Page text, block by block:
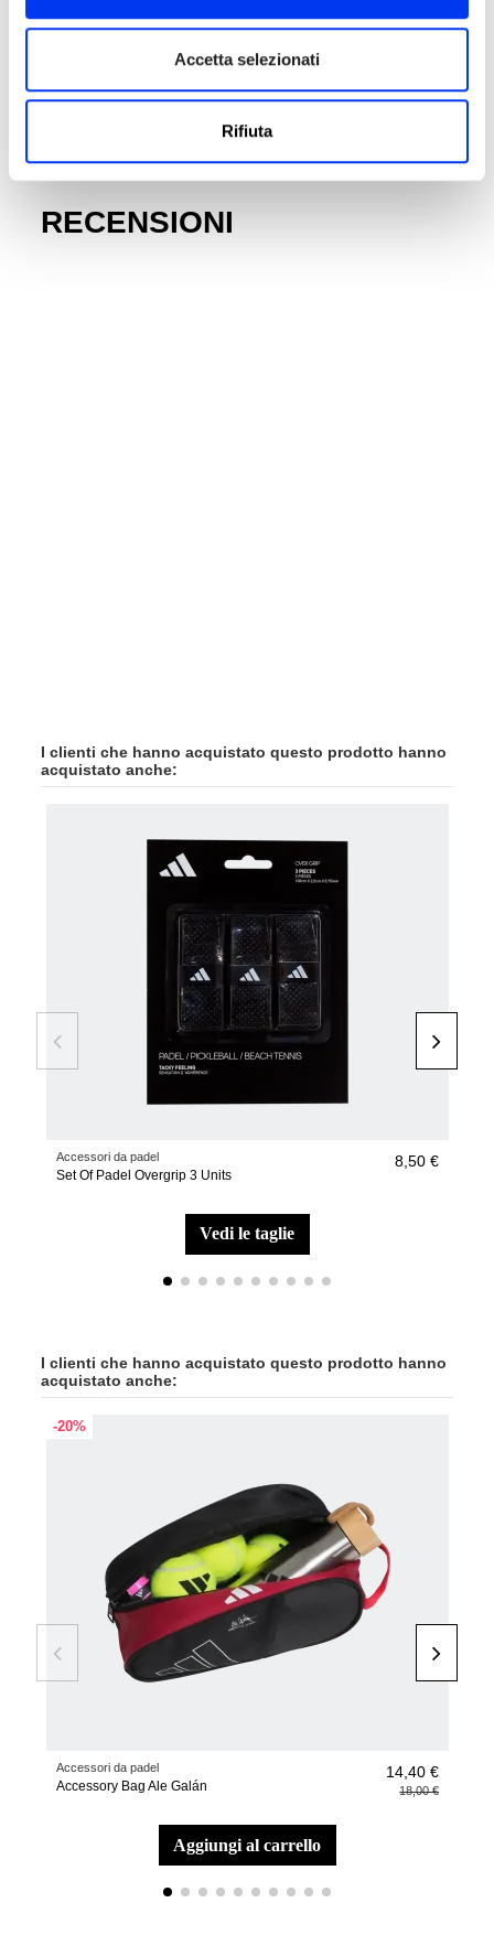
Accetta selezionati
Rifiuta
DETTAGLI
Superficie: 485 cm2
RECENSIONI
I clienti che hanno acquistato questo prodotto hanno
acquistato anche:
Accessori da padel
Set Of Padel Overgrip 3 Units
8,50 €
vedi le taglie
I clienti che hanno acquistato questo prodotto hanno
acquistato anche:
-20%
Accessori da padel
Accessory Bag Ale Galán
14,40 €
18,00 €
aggiungi al carrello